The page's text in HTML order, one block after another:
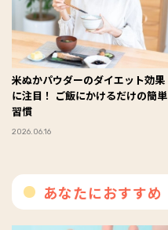
米ぬかパウダーのダイエット効果
に注目！ ご飯にかけるだけの簡単
習慣
2026.06.16
あなたにおすすめ